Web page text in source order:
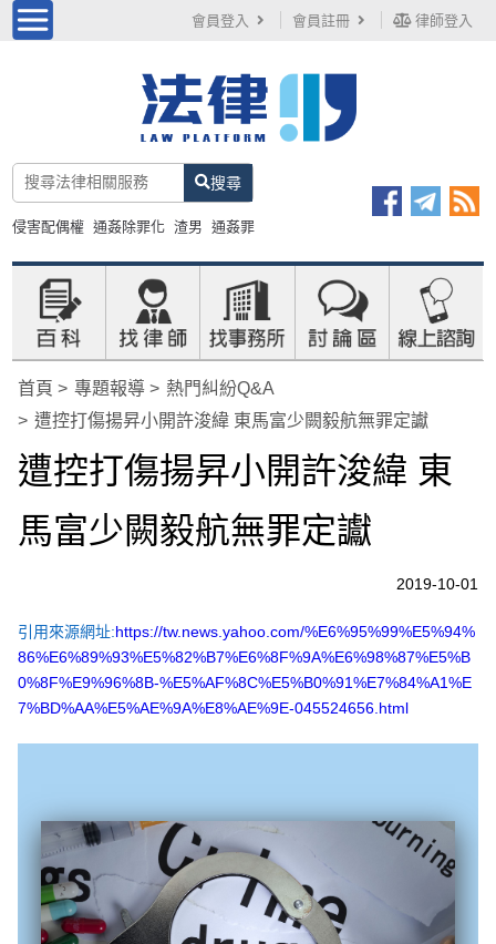
會員登入 會員註冊 律師登入
搜尋
侵害配偶權 通姦除罪化 渣男 通姦罪
首頁 專題報導
熱門糾紛Q&A
遭控打傷揚昇小開許浚緯 東馬富少闕毅航無罪定讞
遭控打傷揚昇小開許浚緯 東
馬富少闕毅航無罪定讞
2019-10-01
引用來源網址:https://tw.news.yahoo.com/%E6%95%99%E5%94%
86%E6%89%93%E5%82%B7%E6%8F%9A%E6%98%87%E5%B
0%8F%E9%96%8B-%E5%AF%8C%E5%B0%91%E7%84%A1%E
7%BD%AA%E5%AE%9A%E8%AE%9E-045524656.html